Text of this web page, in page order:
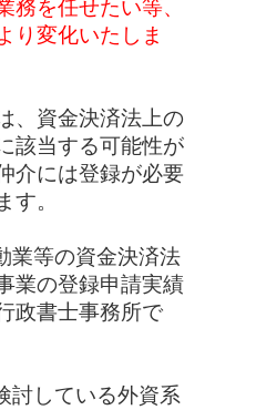
務を任せたい等、
り変化いたしま
、資金決済法上の
該当する可能性が
介には登録が必要
す。
業等の資金決済法
業の登録申請実績
政書士事務所で
討している外資系